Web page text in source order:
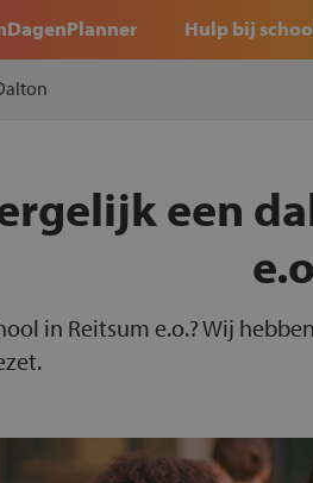
Hulp bij
een
in Reitsum e.o.? Wij